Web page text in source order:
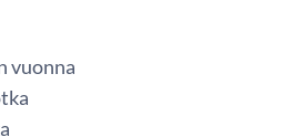
vuonna